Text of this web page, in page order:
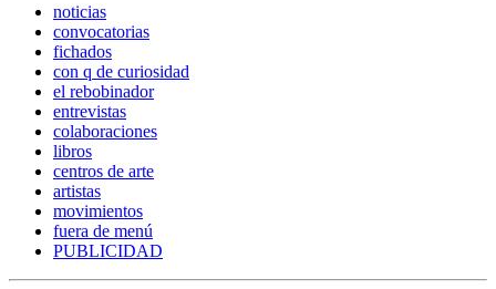
noticias
convocatorias
fichados
con q de curiosidad
el rebobinador
entrevistas
colaboraciones
libros
centros de arte
artistas
movimientos
fuera de menú
PUBLICIDAD